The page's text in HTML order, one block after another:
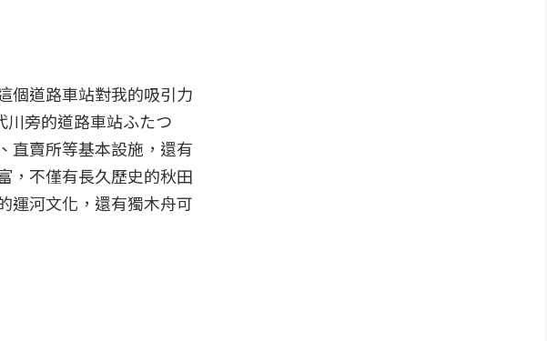
個道路車站對我的吸引力
旁的道路車站ふたつ
直賣所等基本設施，還有
，不僅有長久歷史的秋田
運河文化，還有獨木舟可